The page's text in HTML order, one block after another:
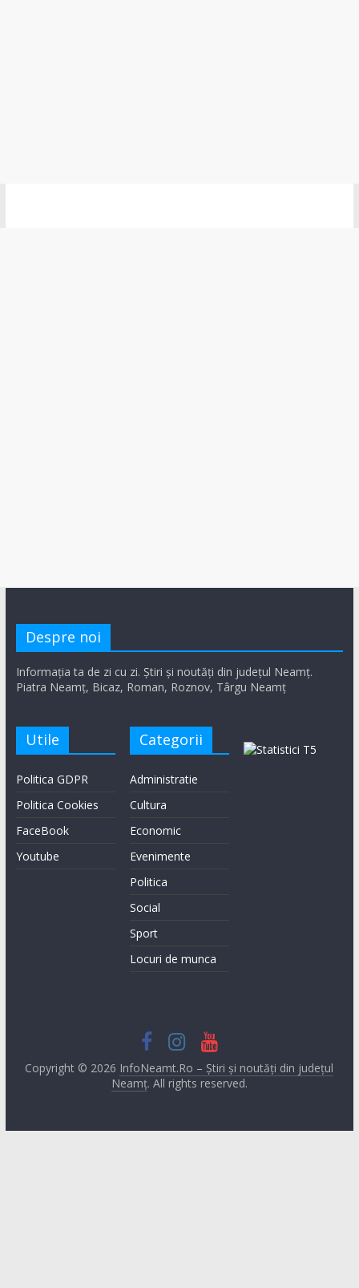
Despre noi
Informația ta de zi cu zi. Știri și noutăți din județul Neamț.
Piatra Neamț, Bicaz, Roman, Roznov, Târgu Neamț
Utile
Politica GDPR
Politica Cookies
FaceBook
Youtube
Categorii
Administratie
Cultura
Economic
Evenimente
Politica
Social
Sport
Locuri de munca
Copyright © 2026 InfoNeamt.Ro – Știri și noutăți din județul
Neamț. All rights reserved.